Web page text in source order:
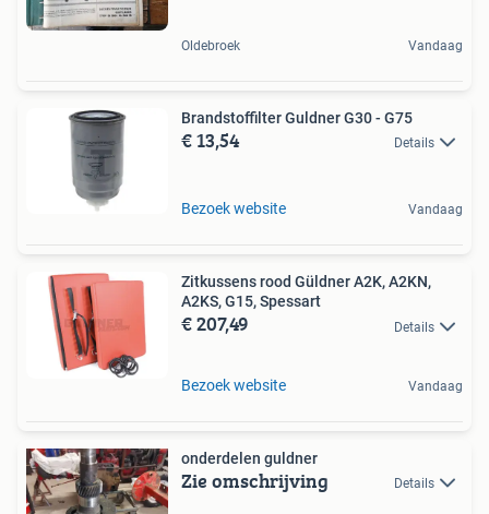
Oldebroek Vandaag
Brandstoffilter Guldner G30 - G75
€ 13,54 Details
Bezoek website Vandaag
Zitkussens rood Güldner A2K, A2KN,
A2KS, G15, Spessart
€ 207,49 Details
Bezoek website Vandaag
onderdelen guldner
Zie omschrijving Details